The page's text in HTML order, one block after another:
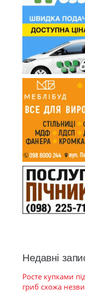
Недавні
Росте купками
гриб схожа